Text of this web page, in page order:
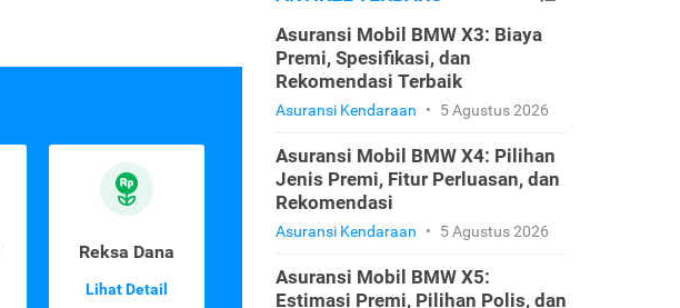
Reksa Dana
Lihat Detail
Asuransi Mobil BMW X3: Biaya
Premi, Spesifikasi, dan
Rekomendasi Terbaik
Asuransi Kendaraan • 5 Agustus 2026
Asuransi Mobil BMW X4: Pilihan
Jenis Premi, Fitur Perluasan, dan
Rekomendasi
Asuransi Kendaraan • 5 Agustus 2026
Asuransi Mobil BMW X5:
Estimasi Premi, Pilihan Polis, dan